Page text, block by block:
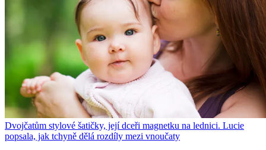
Dvojčatům stylové šatičky, její dceři magnetku na lednici. Lucie
popsala, jak tchyně dělá rozdíly mezi vnoučaty